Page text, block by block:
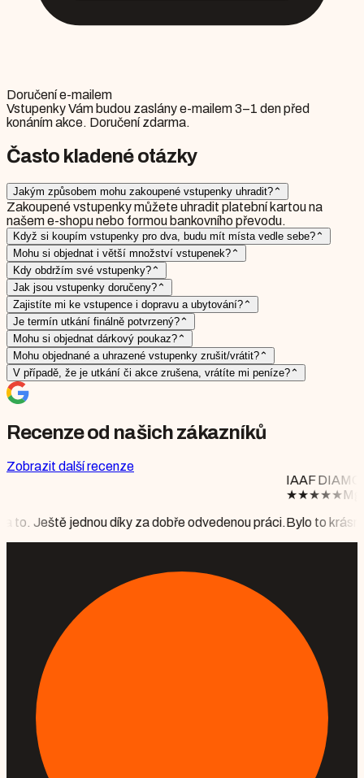
Doručení e-mailem
Vstupenky Vám budou zaslány e-mailem 3–1 den před
konáním akce. Doručení zdarma.
Často kladené otázky
Jakým způsobem mohu zakoupené vstupenky uhradit? ⌃
Zakoupené vstupenky můžete uhradit platební kartou na
našem e-shopu nebo formou bankovního převodu.
Když si koupím vstupenky pro dva, budu mít místa vedle sebe? ⌃
Mohu si objednat i větší množství vstupenek? ⌃
Kdy obdržím své vstupenky? ⌃
Jak jsou vstupenky doručeny? ⌃
Zajistíte mi ke vstupence i dopravu a ubytování? ⌃
Je termín utkání finálně potvrzený? ⌃
Mohu si objednat dárkový poukaz? ⌃
Mohu objednané a uhrazené vstupenky zrušit/vrátit? ⌃
V případě, že je utkání či akce zrušena, vrátíte mi peníze? ⌃
Recenze od našich zákazníků
Zobrazit další recenze
za dobře odvedenou práci.
IAAF DIAMOND LEAGUE
Mgr. Monika Floriánová
Bylo to krásné, vše perfektně